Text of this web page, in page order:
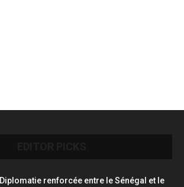
Diplomatie renforcée entre le Sénégal et le